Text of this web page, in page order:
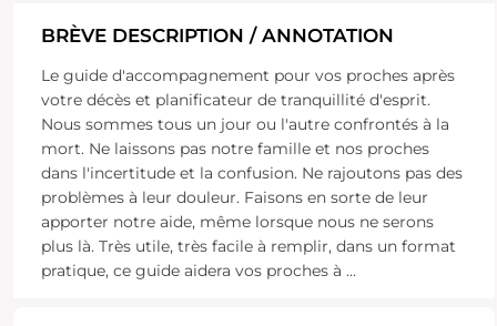
BRÈVE DESCRIPTION / ANNOTATION
Le guide d'accompagnement pour vos proches après
votre décès et planificateur de tranquillité d'esprit.
Nous sommes tous un jour ou l'autre confrontés à la
mort. Ne laissons pas notre famille et nos proches
dans l'incertitude et la confusion. Ne rajoutons pas des
problèmes à leur douleur. Faisons en sorte de leur
apporter notre aide, même lorsque nous ne serons
plus là. Très utile, très facile à remplir, dans un format
pratique, ce guide aidera vos proches à ...